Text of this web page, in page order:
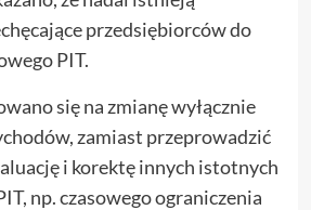
przedsiębiorców do
PIT.
się na zmianę wyłącznie
zamiast przeprowadzić
i korektę innych istotnych
np. czasowego ograniczenia